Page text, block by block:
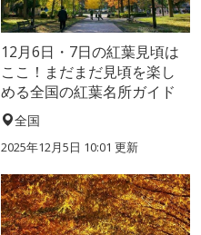
12月6日・7日の紅葉見頃は
ここ！まだまだ見頃を楽し
める全国の紅葉名所ガイド
全国
2025年12月5日 10:01 更新